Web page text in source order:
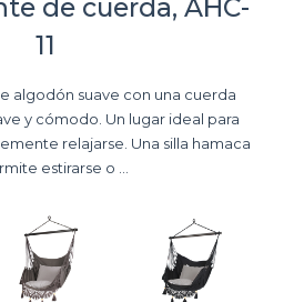
de cuerda, AHC-
11
algodón suave con una cuerda
y cómodo. Un lugar ideal para
relajarse. Una silla hamaca
estirarse o ...